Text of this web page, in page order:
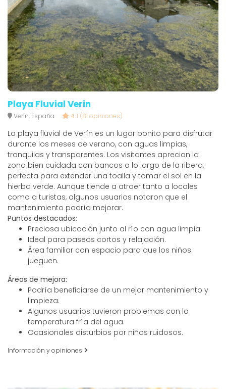
Playa Fluvial Verin
Verín, España 4.1 (81 opiniones)
La playa fluvial de Verín es un lugar bonito para disfrutar
durante los meses de verano, con aguas limpias,
tranquilas y transparentes. Los visitantes aprecian la
zona bien cuidada con bancos a lo largo de la ribera,
perfecta para extender una toalla y tomar el sol en la
hierba verde. Aunque tiende a atraer tanto a locales
como a turistas, algunos usuarios notaron que el
mantenimiento podría mejorar.
Puntos destacados:
Preciosa ubicación junto al río con agua limpia.
Ideal para paseos cortos y relajación.
Área familiar con espacio para que los niños
jueguen.
Áreas de mejora:
Podría beneficiarse de un mejor mantenimiento y
limpieza.
Algunos usuarios tuvieron problemas con la
temperatura fría del agua.
Ocasionales disturbios por niños ruidosos.
Información y opiniones